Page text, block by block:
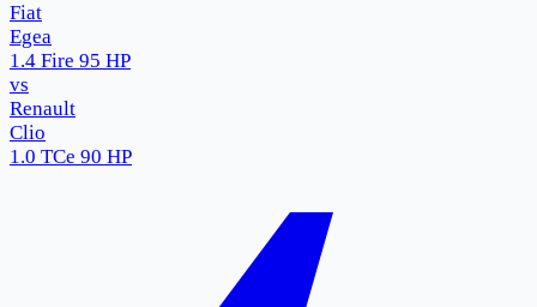
Fiat
Egea
1.4 Fire 95 HP
vs
Renault
Clio
1.0 TCe 90 HP